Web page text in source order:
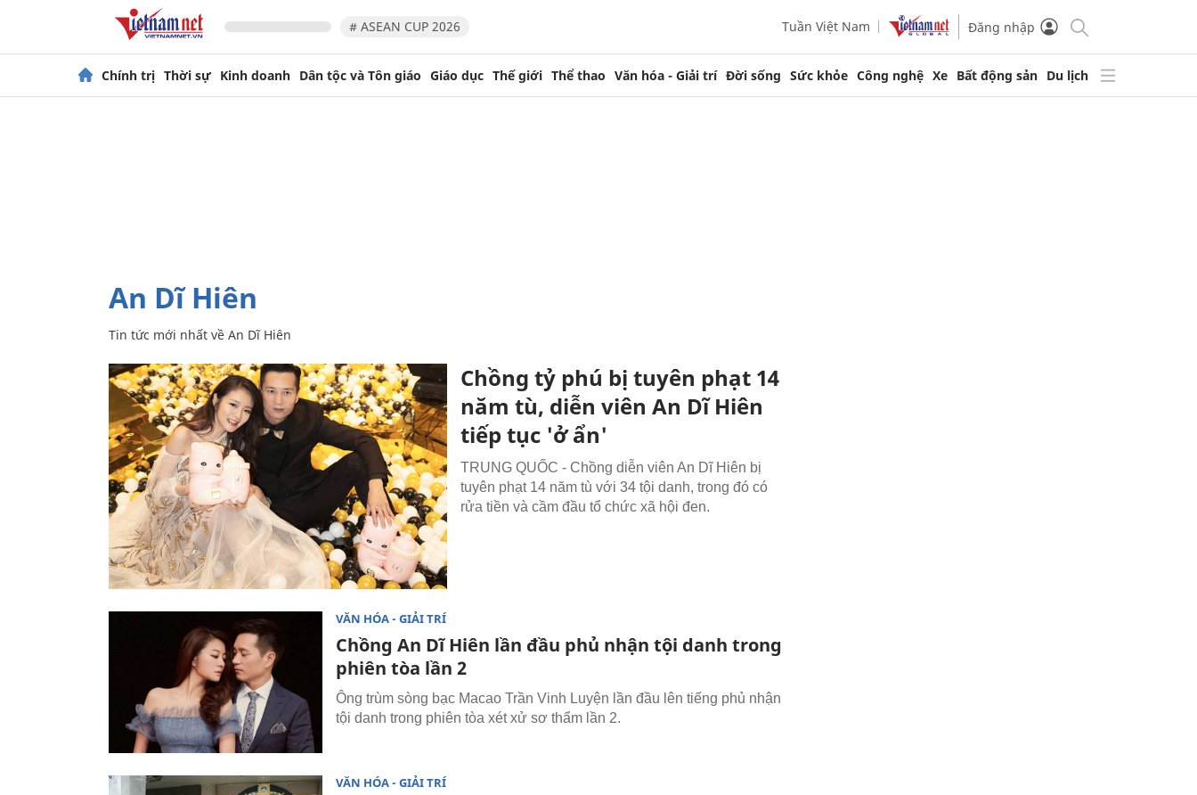
# ASEAN CUP 2026 Tuần Việt Nam Đăng nhập
Chính trị Thời sự Kinh doanh Dân tộc và Tôn giáo Giáo dục Thế giới Thể thao Văn hóa - Giải trí Đời sống Sức khỏe Công nghệ Xe Bất động sản Du lịch
An Dĩ Hiên
Tin tức mới nhất về An Dĩ Hiên
Chồng tỷ phú bị tuyên phạt 14
năm tù, diễn viên An Dĩ Hiên
tiếp tục 'ở ẩn'
TRUNG QUỐC - Chồng diễn viên An Dĩ Hiên bị
tuyên phạt 14 năm tù với 34 tội danh, trong đó có
rửa tiền và cầm đầu tổ chức xã hội đen.
VĂN HÓA - GIẢI TRÍ
Chồng An Dĩ Hiên lần đầu phủ nhận tội danh trong
phiên tòa lần 2
Ông trùm sòng bạc Macao Trần Vinh Luyện lần đầu lên tiếng phủ nhận
tội danh trong phiên tòa xét xử sơ thẩm lần 2.
VĂN HÓA - GIẢI TRÍ